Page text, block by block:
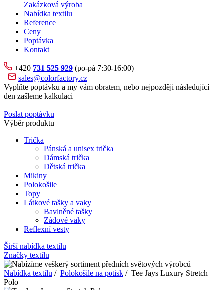
Zakázková výroba
Nabídka textilu
Reference
Ceny
Poptávka
Kontakt
+420 731 525 929 (po-pá 7:30-16:00)
sales@colorfactory.cz
Vyplňte poptávku a my vám obratem, nebo nejpozději následující
den zašleme kalkulaci
Poslat poptávku
Výběr produktu
Trička
Pánská a unisex trička
Dámská trička
Dětská trička
Mikiny
Polokošile
Topy
Látkové tašky a vaky
Bavlněné tašky
Zádové vaky
Reflexní vesty
Širší nabídka textilu
Značky textilu
Nabídka textilu / Polokošile na potisk / Tee Jays Luxury Stretch
Polo